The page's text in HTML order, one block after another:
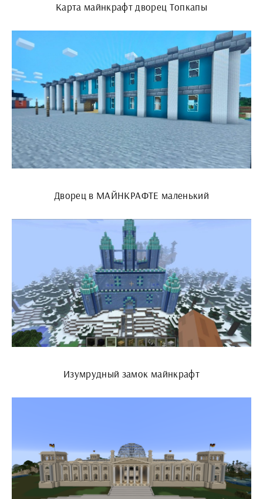
Карта майнкрафт дворец Топкапы
Дворец в МАЙНКРАФТЕ маленький
Изумрудный замок майнкрафт